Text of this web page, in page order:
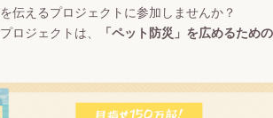
伝えるプロジェクトに参加しませんか？
ロジェクトは、
「ペット防災」を広めるための